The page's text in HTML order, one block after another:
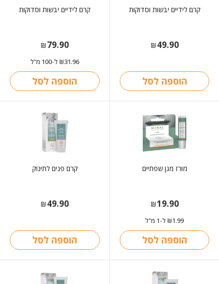
קרם לידיים יבשות וסדוקות
₪49.90
הוספה לסל
קרם לידיים יבשות וסדוקות
₪79.90
₪31.96 ל-100 מ"ל
הוספה לסל
מורז מגן שפתיים
₪19.90
₪1.99 ל-1 מ"ל
הוספה לסל
קרם פנים לתינוק
₪49.90
הוספה לסל